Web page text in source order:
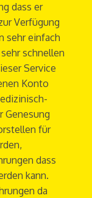
dass er
Verfügung
sehr einfach
schnellen
Service
Konto
Genesung
für
dass
kann.
da